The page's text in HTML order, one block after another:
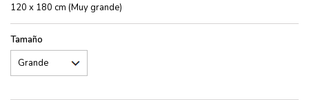
120 x 180 cm (Muy grande)
Tamaño